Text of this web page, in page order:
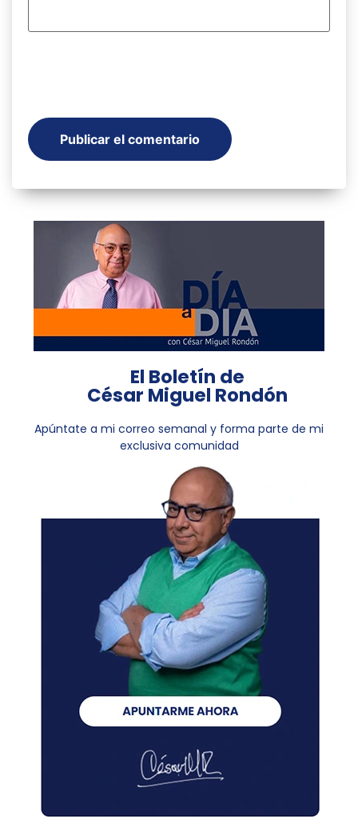
El Boletín de
César Miguel Rondón
Apúntate a mi correo semanal y forma parte de mi
exclusiva comunidad